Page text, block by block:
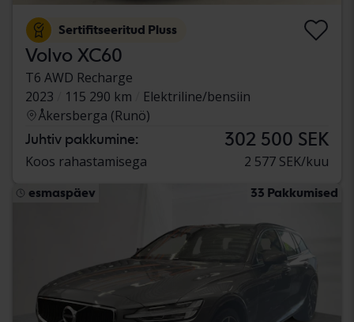
Sertifitseeritud Pluss
Volvo XC60
T6 AWD Recharge
2023
115 290 km
Elektriline/bensiin
Åkersberga (Runö)
Juhtiv pakkumine: 302 500 SEK
Koos rahastamisega 2 577 SEK/kuu
esmaspäev 33 Pakkumised